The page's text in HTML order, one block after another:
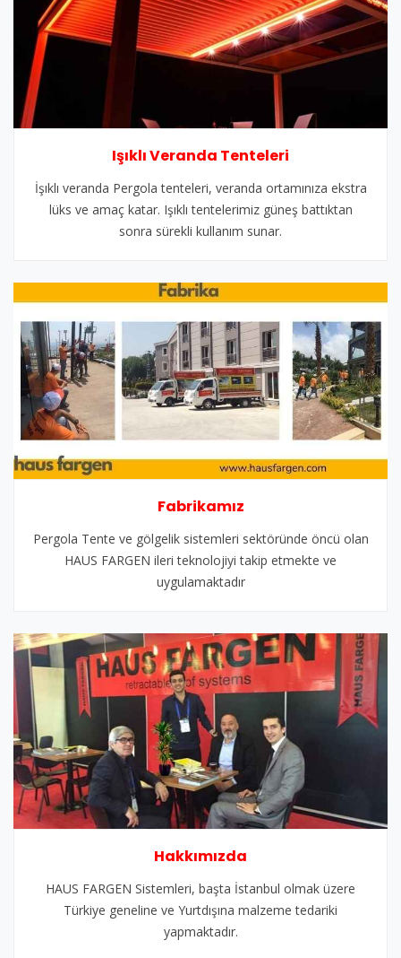
Işıklı Veranda Tenteleri
İşıklı veranda Pergola tenteleri, veranda ortamınıza ekstra
lüks ve amaç katar. Işıklı tentelerimiz güneş battıktan
sonra sürekli kullanım sunar.
Fabrikamız
Pergola Tente ve gölgelik sistemleri sektöründe öncü olan
HAUS FARGEN ileri teknolojiyi takip etmekte ve
uygulamaktadır
Hakkımızda
HAUS FARGEN Sistemleri, başta İstanbul olmak üzere
Türkiye geneline ve Yurtdışına malzeme tedariki
yapmaktadır.